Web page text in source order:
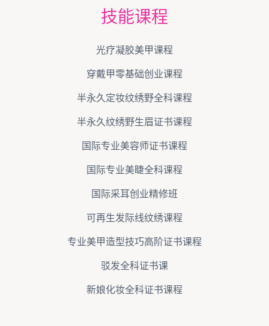
技能课程
光疗凝胶美甲课程
穿戴甲零基础创业课程
半永久定妆纹绣野全科课程
半永久纹绣野生眉证书课程
国际专业美容师证书课程
国际专业美睫全科课程
国际采耳创业精修班
可再生发际线纹绣课程
专业美甲造型技巧高阶证书课程
驳发全科证书课
新娘化妆全科证书课程